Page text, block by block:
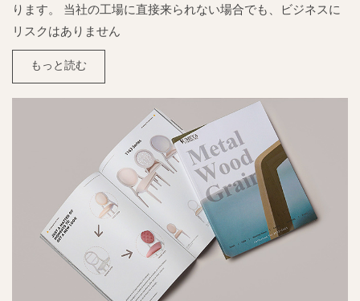
ります。 当社の工場に直接来られない場合でも、ビジネスに
リスクはありません
もっと読む